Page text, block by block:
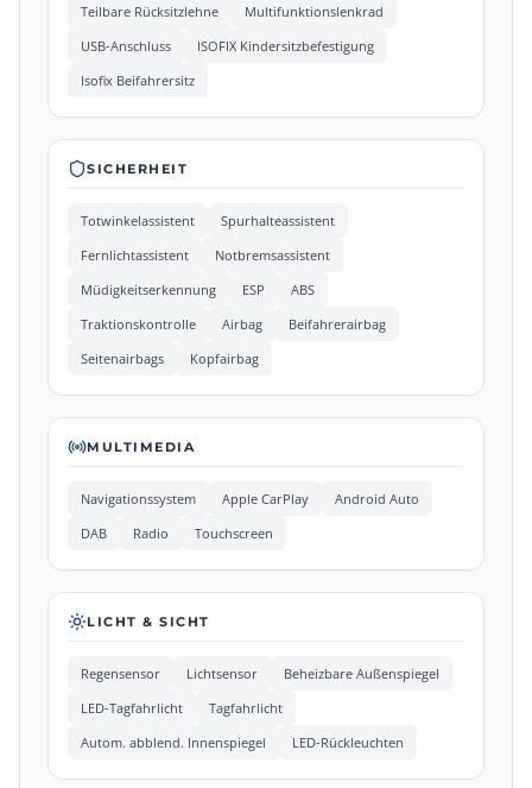
Teilbare Rücksitzlehne
Multifunktionslenkrad
USB-Anschluss
ISOFIX Kindersitzbefestigung
Isofix Beifahrersitz
SICHERHEIT
Totwinkelassistent
Spurhalteassistent
Fernlichtassistent
Notbremsassistent
Müdigkeitserkennung
ESP
ABS
Traktionskontrolle
Airbag
Beifahrerairbag
Seitenairbags
Kopfairbag
MULTIMEDIA
Navigationssystem Apple CarPlay
Android Auto
DAB
Radio Touchscreen
LICHT & SICHT
Regensensor Lichtsensor
Beheizbare Außenspiegel
LED-Tagfahrlicht
Tagfahrlicht
Autom. abblend. Innenspiegel
LED-Rückleuchten